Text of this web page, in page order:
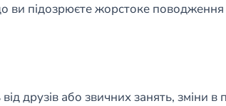
ви підозрюєте жорстоке
друзів або звичних занять, зміни в